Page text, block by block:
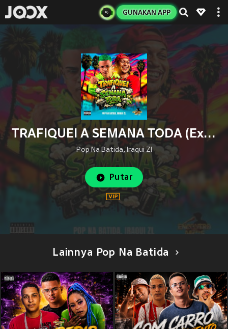
GUNAKAN APP
TRAFIQUEI A SEMANA TODA (Explicit)
Pop Na Batida,Iraqui Zl
Putar
Lainnya Pop Na Batida